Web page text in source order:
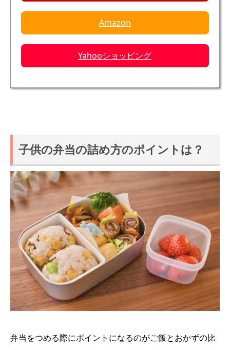
Amazon
Yahooショッピング
子供の弁当の詰め方のポイントは？
弁当をつめる際にポイントになるのがご飯とおかずの比